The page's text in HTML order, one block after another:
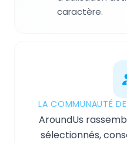
caractère.
LA COMMUNAUTÉ
AroundUs
sélectionnés,